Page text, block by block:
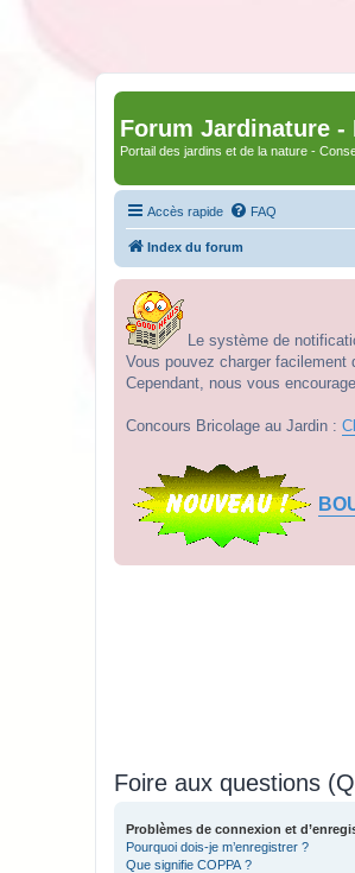
Forum Jardinature
Portail des jardins et de la nature -
Accès rapide FAQ
Index du forum
Le système de
Vous pouvez charger
Cependant, nous vous
Concours Bricolage au Jardin :
Foire aux questions
Problèmes de connexion et
Pourquoi dois-je m’enregistrer ?
Que signifie COPPA ?